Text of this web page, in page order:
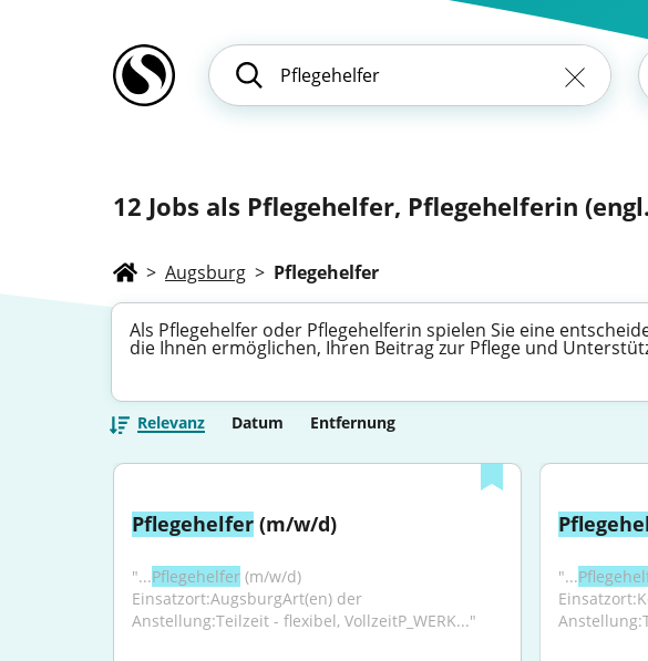
12 Jobs als Pflegehelfer, Pflegehelferin
> Augsburg > Pflegehelfer
Als Pflegehelfer oder Pflegehelferin spielen Sie eine
die Ihnen ermöglichen, Ihren Beitrag zur Pflege und
Relevanz Datum Entfernung
Pflegehelfer (m/w/d)
"...Pflegehelfer (m/w/d)
Einsatzort:AugsburgArt(en) der
Anstellung:Teilzeit - flexibel, VollzeitP_WERK..."
"...